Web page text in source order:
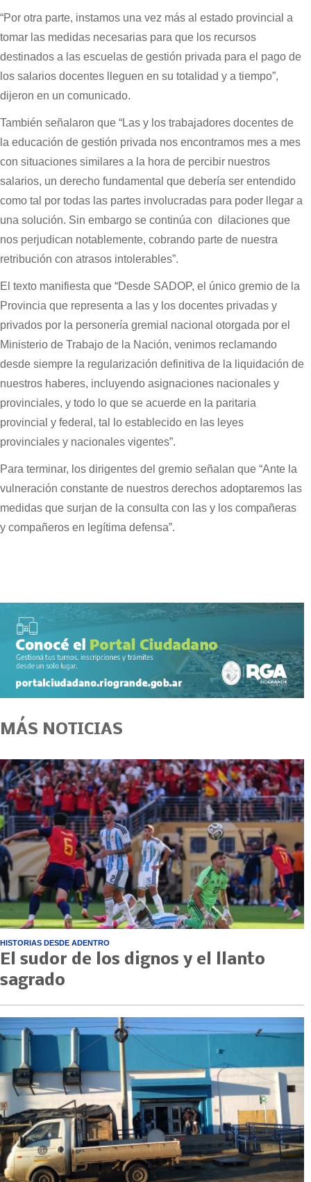
“Por otra parte, instamos una vez más al estado provincial a
tomar las medidas necesarias para que los recursos
destinados a las escuelas de gestión privada para el pago de
los salarios docentes lleguen en su totalidad y a tiempo”,
dijeron en un comunicado.
También señalaron que “Las y los trabajadores docentes de
la educación de gestión privada nos encontramos mes a mes
con situaciones similares a la hora de percibir nuestros
salarios, un derecho fundamental que debería ser entendido
como tal por todas las partes involucradas para poder llegar a
una solución. Sin embargo se continúa con dilaciones que
nos perjudican notablemente, cobrando parte de nuestra
retribución con atrasos intolerables”.
El texto manifiesta que “Desde SADOP, el único gremio de la
Provincia que representa a las y los docentes privadas y
privados por la personería gremial nacional otorgada por el
Ministerio de Trabajo de la Nación, venimos reclamando
desde siempre la regularización definitiva de la liquidación de
nuestros haberes, incluyendo asignaciones nacionales y
provinciales, y todo lo que se acuerde en la paritaria
provincial y federal, tal lo establecido en las leyes
provinciales y nacionales vigentes”.
Para terminar, los dirigentes del gremio señalan que “Ante la
vulneración constante de nuestros derechos adoptaremos las
medidas que surjan de la consulta con las y los compañeras
y compañeros en legítima defensa”.
MÁS NOTICIAS
HISTORIAS DESDE ADENTRO
El sudor de los dignos y el llanto
sagrado